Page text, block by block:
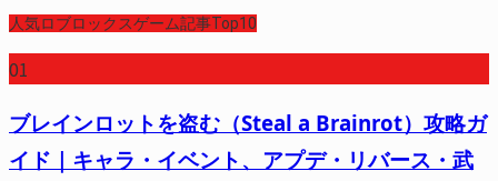
人気ロブロックスゲーム記事Top10
01
ブレインロットを盗む（Steal a Brainrot）攻略ガ
イド｜キャラ・イベント、アプデ・リバース・武